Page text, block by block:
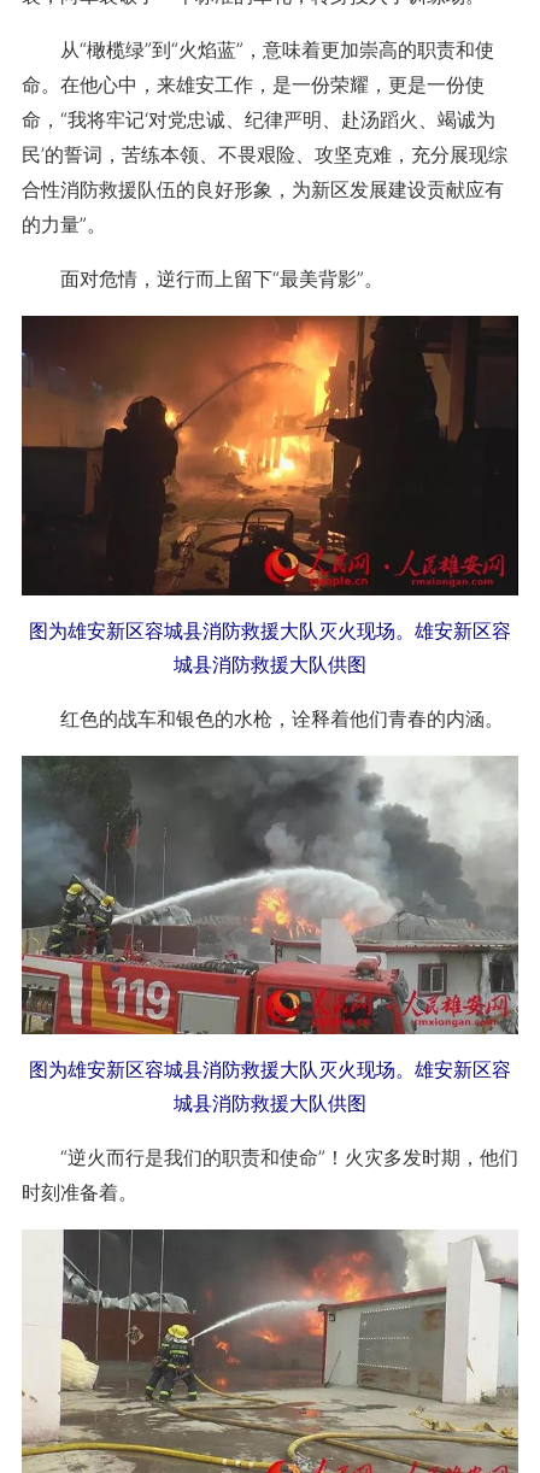
从“橄榄绿”到“火焰蓝”，意味着更加崇高的职责和使
命。在他心中，来雄安工作，是一份荣耀，更是一份使
命，“我将牢记‘对党忠诚、纪律严明、赴汤蹈火、竭诚为
民’的誓词，苦练本领、不畏艰险、攻坚克难，充分展现综
合性消防救援队伍的良好形象，为新区发展建设贡献应有
的力量”。
面对危情，逆行而上留下“最美背影”。
图为雄安新区容城县消防救援大队灭火现场。雄安新区容
城县消防救援大队供图
红色的战车和银色的水枪，诠释着他们青春的内涵。
图为雄安新区容城县消防救援大队灭火现场。雄安新区容
城县消防救援大队供图
“逆火而行是我们的职责和使命”！火灾多发时期，他们
时刻准备着。